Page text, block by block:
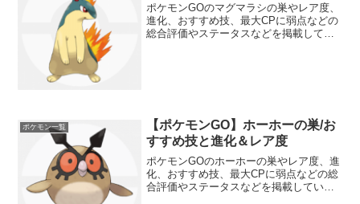
ポケモンGOのマグマラシの巣やレア度、
進化、おすすめ技、最大CPに弱点などの
総合評価やステータスなどを掲載してい
ポケモン一覧
【ポケモンGO】ホーホーの巣/お
すすめ技と進化＆レア度
ポケモンGOのホーホーの巣やレア度、進
化、おすすめ技、最大CPに弱点などの総
合評価やステータスなどを掲載していま